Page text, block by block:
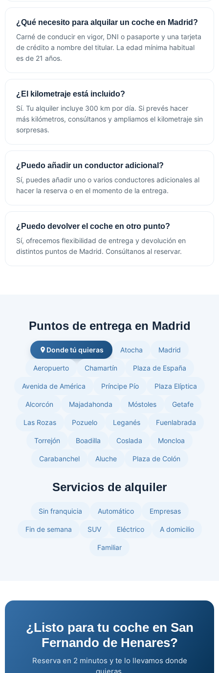
¿Qué necesito para alquilar un coche en Madrid?
Carné de conducir en vigor, DNI o pasaporte y una tarjeta
de crédito a nombre del titular. La edad mínima habitual
es de 21 años.
¿El kilometraje está incluido?
Sí. Tu alquiler incluye 300 km por día. Si prevés hacer
más kilómetros, consúltanos y ampliamos el kilometraje sin
sorpresas.
¿Puedo añadir un conductor adicional?
Sí, puedes añadir uno o varios conductores adicionales al
hacer la reserva o en el momento de la entrega.
¿Puedo devolver el coche en otro punto?
Sí, ofrecemos flexibilidad de entrega y devolución en
distintos puntos de Madrid. Consúltanos al reservar.
Puntos de entrega en Madrid
Donde tú quieras Atocha Madrid
Aeropuerto Chamartín Plaza de España
Avenida de América Príncipe Pío Plaza Elíptica
Alcorcón Majadahonda Móstoles Getafe
Las Rozas Pozuelo Leganés Fuenlabrada
Torrejón Boadilla Coslada Moncloa
Carabanchel Aluche Plaza de Colón
Servicios de alquiler
Sin franquicia Automático Empresas
Fin de semana SUV Eléctrico A domicilio
Familiar
¿Listo para tu coche en San
Fernando de Henares?
Reserva en 2 minutos y te lo llevamos donde